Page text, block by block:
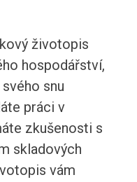
životopis
hospodářství,
snu
práci v
zkušenosti s
skladových
vám